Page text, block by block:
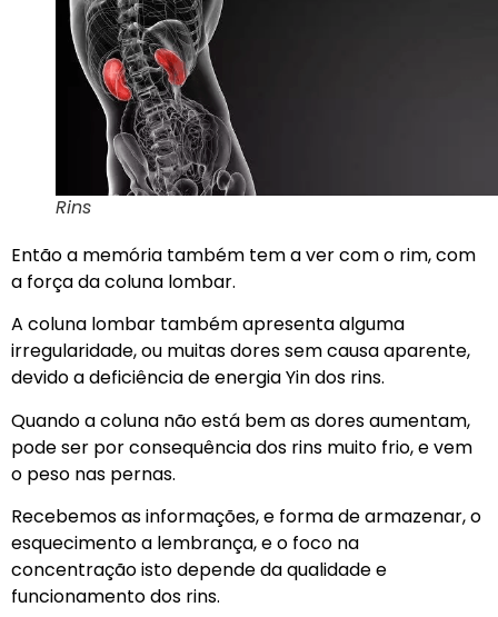
Rins
Então a memória também tem a ver com o rim, com
a força da coluna lombar.
A coluna lombar também apresenta alguma
irregularidade, ou muitas dores sem causa aparente,
devido a deficiência de energia Yin dos rins.
Quando a coluna não está bem as dores aumentam,
pode ser por consequência dos rins muito frio, e vem
o peso nas pernas.
Recebemos as informações, e forma de armazenar, o
esquecimento a lembrança, e o foco na
concentração isto depende da qualidade e
funcionamento dos rins.